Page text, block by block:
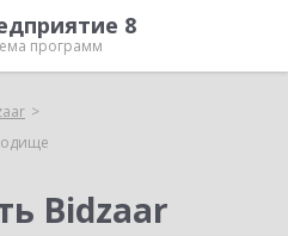
8
программ
Bidzaar